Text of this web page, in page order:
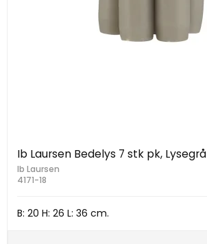
Ib Laursen Bedelys 7 stk pk, Lysegrå
Ib Laursen
4171-18
B: 20 H: 26 L: 36 cm.